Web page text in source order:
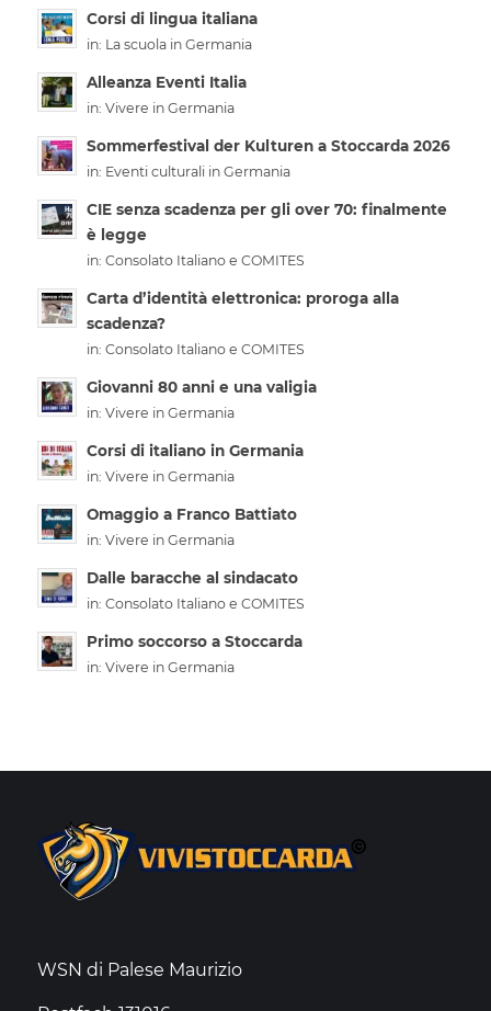
Corsi di lingua italiana
in: La scuola in Germania
Alleanza Eventi Italia
in: Vivere in Germania
Sommerfestival der Kulturen a Stoccarda 2026
in: Eventi culturali in Germania
CIE senza scadenza per gli over 70: finalmente
è legge
in: Consolato Italiano e COMITES
Carta d’identità elettronica: proroga alla
scadenza?
in: Consolato Italiano e COMITES
Giovanni 80 anni e una valigia
in: Vivere in Germania
Corsi di italiano in Germania
in: Vivere in Germania
Omaggio a Franco Battiato
in: Vivere in Germania
Dalle baracche al sindacato
in: Consolato Italiano e COMITES
Primo soccorso a Stoccarda
in: Vivere in Germania
WSN di Palese Maurizio